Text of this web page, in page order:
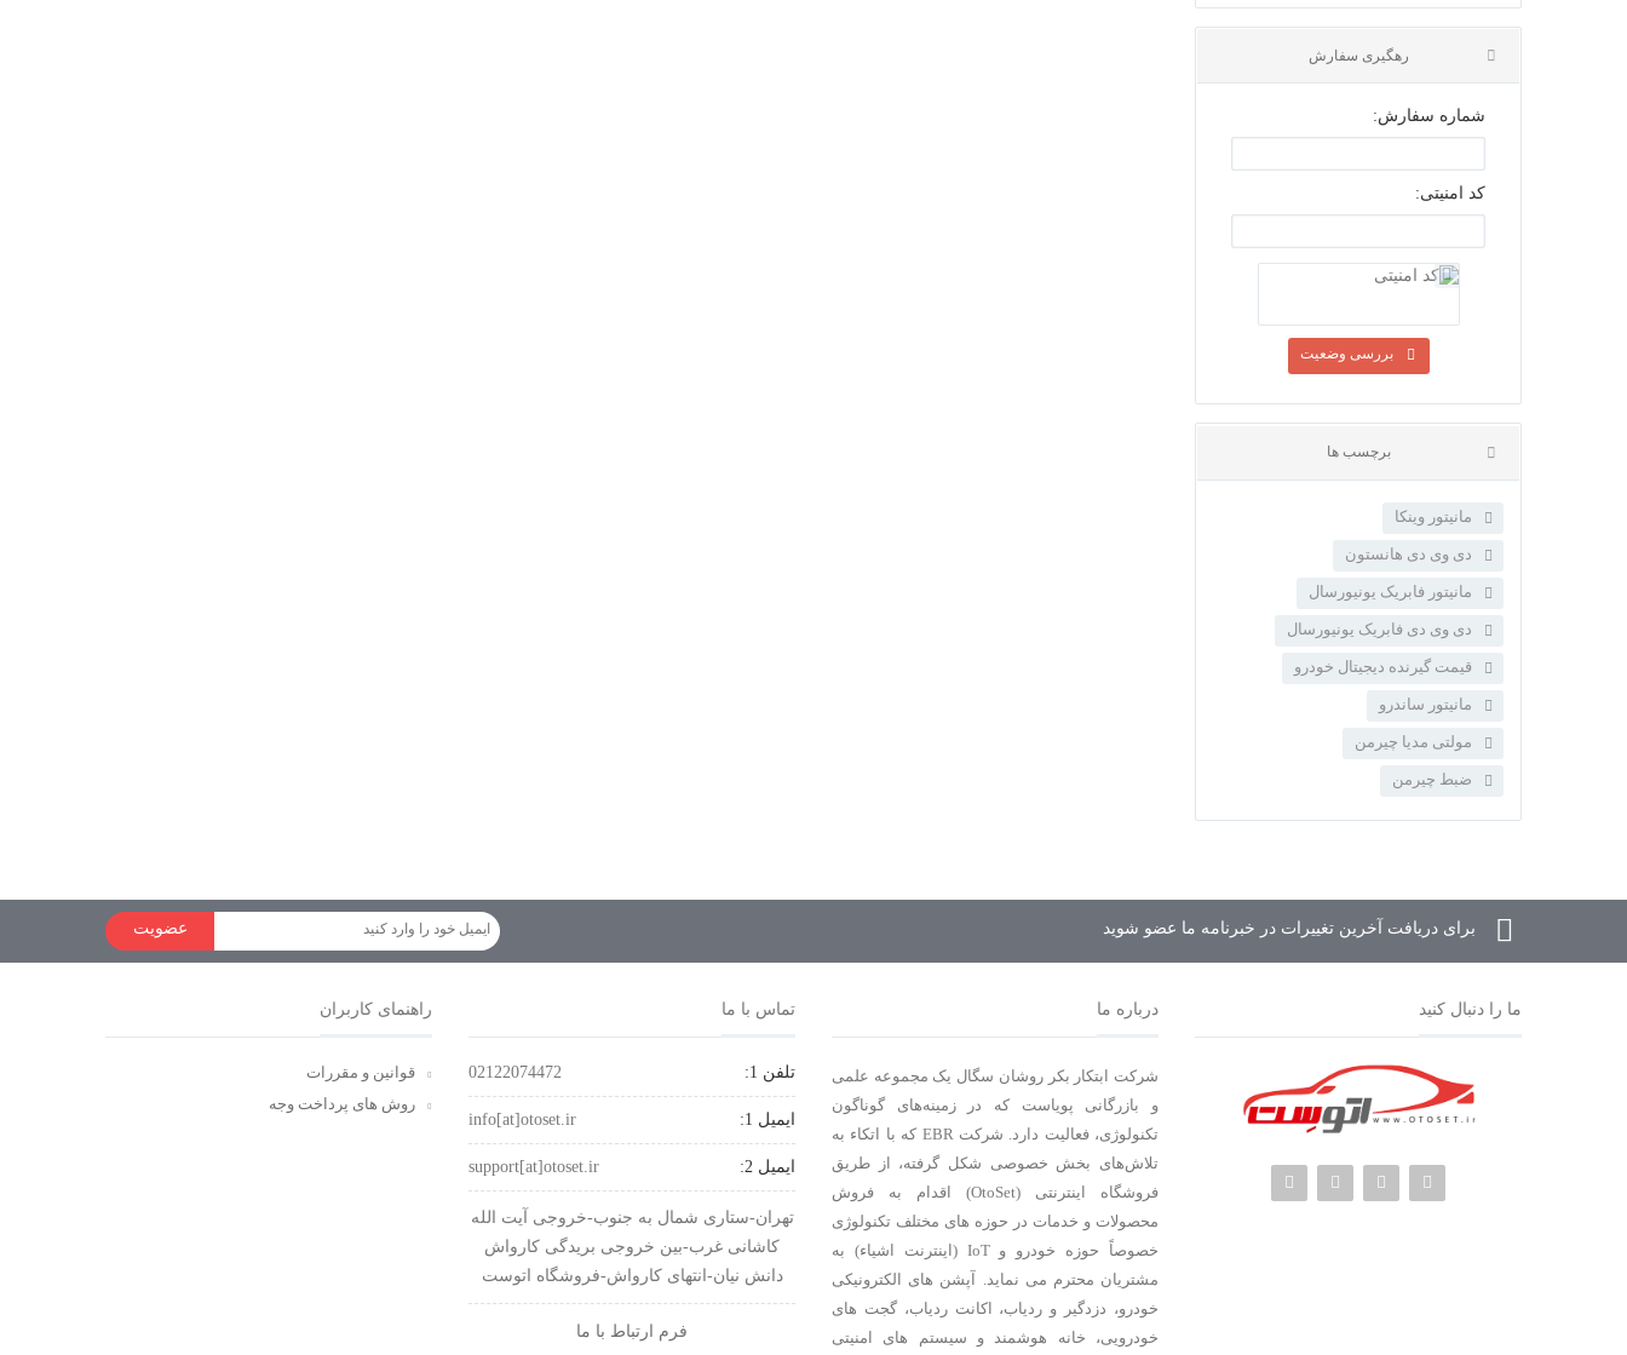
رهگیری سفارش
شماره سفارش:
کد امنیتی:
بررسی وضعیت
مانیتور وینکا
دی وی دی هانستون
مانیتور فابریک یونیورسال
دی وی دی فابریک یونیورسال
قیمت گیرنده دیجیتال خودرو
مانیتور ساندرو
مولتی مدیا چیرمن
ضبط چیرمن
برای دریافت آخرین تغییرات در خبرنامه ما عضو شوید عضویت
ما را دنبال کنید درباره ما
شرکت ابتکار بکر روشان سگال یک مجموعه‌ علمی
و بازرگانی پویاست كه در زمینه‌های گوناگون
تکنولوژی، فعالیت دارد. شرکت EBR که با اتکاء به
تلاش‌های بخش خصوصی شکل گرفته، از طریق
فروشگاه اینترنتی (OtoSet) اقدام به فروش
محصولات و خدمات در حوزه های مختلف تکنولوژی
خصوصاً حوزه خودرو و IoT (اینترنت اشیاء) به
مشتریان محترم می نماید. آپشن های الکترونیکی
خودرو، دزدگیر و ردیاب، اکانت ردیاب، گجت های
خودرویی، خانه هوشمند و سیستم های امنیتی
تماس با ما
تلفن 1: 02122074472
ایمیل 1: info[at]otoset.ir
ایمیل 2: support[at]otoset.ir
تهران-ستاری شمال به جنوب-خروجی آیت الله
کاشانی غرب-بین خروجی بریدگی کارواش
دانش نیان-انتهای کارواش-فروشگاه اتوست
فرم ارتباط با ما
راهنمای کاربران
قوانین و مقررات
روش های پرداخت وجه